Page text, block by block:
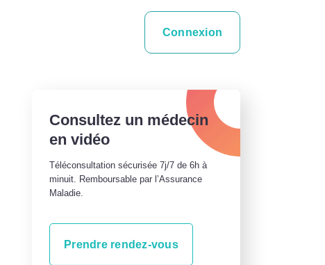
Connexion
Consultez un médecin
en vidéo
Téléconsultation sécurisée 7j/7 de 6h à
minuit. Remboursable par l’Assurance
Maladie.
Prendre rendez-vous